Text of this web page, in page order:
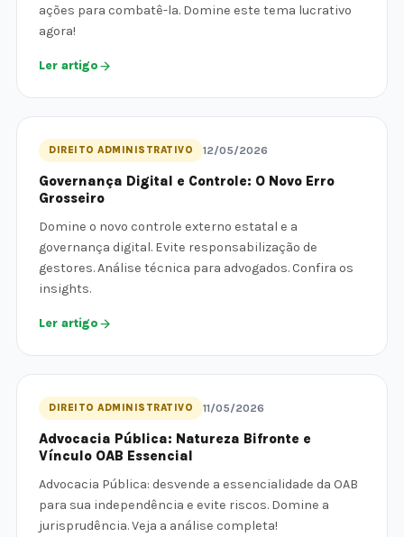
ações para combatê-la. Domine este tema lucrativo
agora!
Ler artigo
DIREITO ADMINISTRATIVO 12/05/2026
Governança Digital e Controle: O Novo Erro
Grosseiro
Domine o novo controle externo estatal e a
governança digital. Evite responsabilização de
gestores. Análise técnica para advogados. Confira os
insights.
Ler artigo
DIREITO ADMINISTRATIVO 11/05/2026
Advocacia Pública: Natureza Bifronte e
Vínculo OAB Essencial
Advocacia Pública: desvende a essencialidade da OAB
para sua independência e evite riscos. Domine a
jurisprudência. Veja a análise completa!